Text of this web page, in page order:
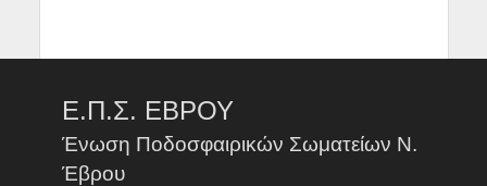
Ε.Π.Σ. ΕΒΡΟΥ
Ένωση Ποδοσφαιρικών Σωματείων Ν.
Έβρου